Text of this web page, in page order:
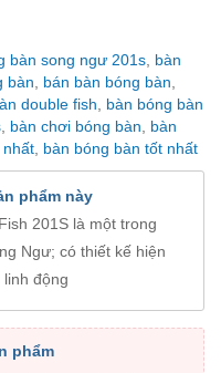
bàn song ngư 201s bàn
bàn bán bàn bóng bàn
double fish
bàn bóng bàn
bàn chơi bóng bàn
bàn
nhất bàn bóng bàn tốt nhất
phẩm này
201S là một trong
Ngư; có thiết kế hiện
động
phẩm